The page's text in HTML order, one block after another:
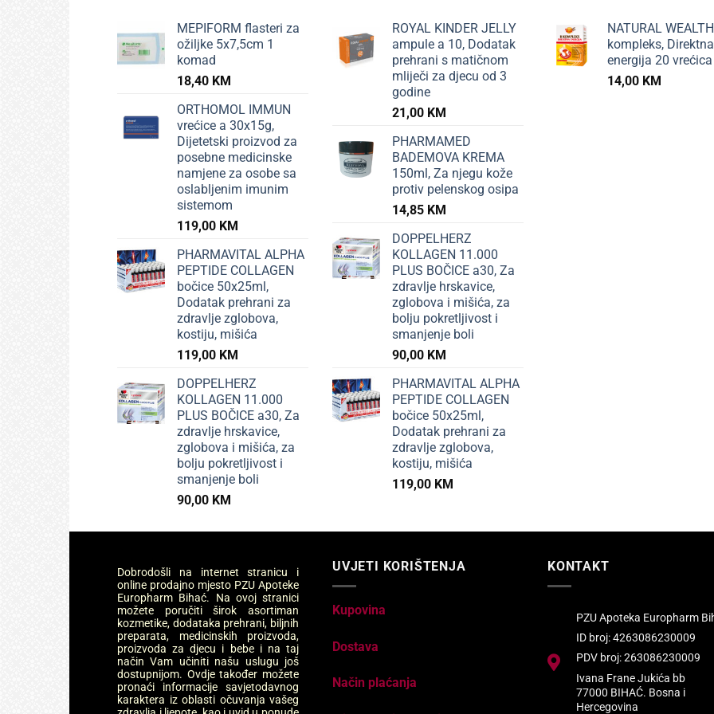
MEPIFORM flasteri za
ožiljke 5x7,5cm 1
komad
18,40 KM
ORTHOMOL IMMUN
vrećice a 30x15g,
Dijetetski proizvod za
posebne medicinske
namjene za osobe sa
oslabljenim imunim
sistemom
119,00 KM
PHARMAVITAL ALPHA
PEPTIDE COLLAGEN
bočice 50x25ml,
Dodatak prehrani za
zdravlje zglobova,
kostiju, mišića
119,00 KM
DOPPELHERZ
KOLLAGEN 11.000
PLUS BOČICE a30, Za
zdravlje hrskavice,
zglobova i mišića, za
bolju pokretljivost i
smanjenje boli
90,00 KM
ROYAL KINDER JELLY
ampule a 10, Dodatak
prehrani s matičnom
mliječi za djecu od 3
godine
21,00 KM
PHARMAMED
BADEMOVA KREMA
150ml, Za njegu kože
protiv pelenskog osipa
14,85 KM
DOPPELHERZ
KOLLAGEN 11.000
PLUS BOČICE a30, Za
zdravlje hrskavice,
zglobova i mišića, za
bolju pokretljivost i
smanjenje boli
90,00 KM
PHARMAVITAL ALPHA
PEPTIDE COLLAGEN
bočice 50x25ml,
Dodatak prehrani za
zdravlje zglobova,
kostiju, mišića
119,00 KM
NATURAL
kompleks, Direktna
energija 20 vrećica
14,00 KM
Dobrodošli na internet stranicu i
online prodajno mjesto PZU Apoteke
Europharm Bihać. Na ovoj stranici
možete poručiti širok asortiman
kozmetike, dodataka prehrani, biljnih
preparata, medicinskih proizvoda,
proizvoda za djecu i bebe i na taj
način Vam učiniti našu uslugu još
dostupnijom. Ovdje također možete
pronaći informacije savjetodavnog
karaktera iz oblasti očuvanja vašeg
UVJETI KORIŠTENJA
Kupovina
Dostava
Način plaćanja
KONTAKT
PZU Apoteka Europharm
ID broj: 4263086230009
PDV broj: 263086230009
Ivana Frane Jukića bb
77000 BIHAĆ. Bosna i
Hercegovina